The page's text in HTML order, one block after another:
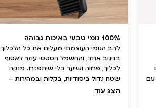
עם
100% גומי טבעי באיכות גבוהה
להב הגומי העוצמתי מעלים את כל הלכלוך
בניגוב אחד, והחשמל הסטטי עוזר לאסוף
לכלוך, פרווה ושיער בלי שיתפזרו. מנקה
שטח גדול ביסודיות, בקלות ובמהירות —
והרצפה תבריק כמו חדשה.
הצג עוד